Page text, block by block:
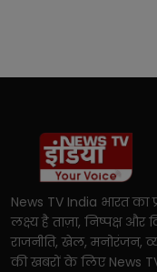
News TV India भारत का
लक्ष्य है ताज़ा, निष्पक्ष
राजनीति, खेल, मनोरंजन,
की खबरों के लिए News